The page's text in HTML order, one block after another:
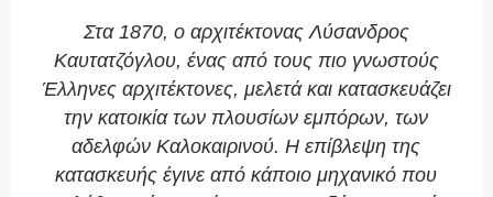
Στα 1870, ο αρχιτέκτονας Λύσανδρος
Καυτατζόγλου, ένας από τους πιο γνωστούς
Έλληνες αρχιτέκτονες, μελετά και κατασκευάζει
την κατοικία των πλουσίων εμπόρων, των
αδελφών Καλοκαιρινού. Η επίβλεψη της
κατασκευής έγινε από κάποιο μηχανικό που